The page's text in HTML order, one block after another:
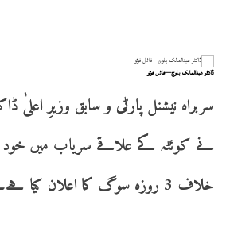
ڈاکٹر عبدالمالک بلوچ—فائل فوٹو
سربراہ نیشنل پارٹی و سابق وزیرِ اعلیٰ
نے کوئٹہ کے علاقے سریاب میں
خلاف 3 روزہ سوگ کا اعلان کیا ہے۔